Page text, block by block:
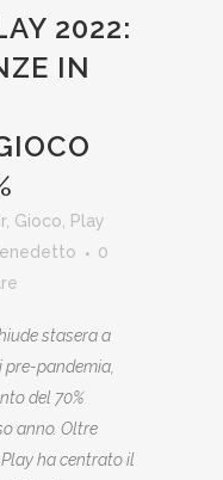
2022:
IN
, Gioco
Play
0
stasera a
pre-pandemia,
del 70%
anno. Oltre
ha centrato il